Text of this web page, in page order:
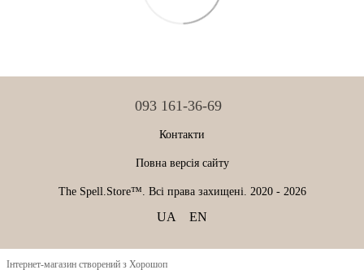
093 161-36-69
Контакти
Повна версія сайту
The Spell.Store™. Всі права захищені. 2020 - 2026
UA EN
Інтернет-магазин створений з Хорошоп